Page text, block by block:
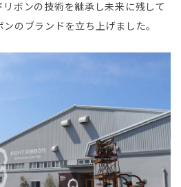
ボンの技術を継承し未来に残して
のブランドを立ち上げました。